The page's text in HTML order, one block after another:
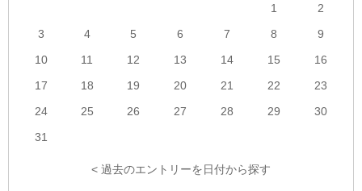
1
2
3
4 5 6 7 8
9
10
11 12 13 14 15
16
17
18 19 20 21 22
23
24
25 26 27 28 29
30
31
< 過去のエントリーを日付から探す